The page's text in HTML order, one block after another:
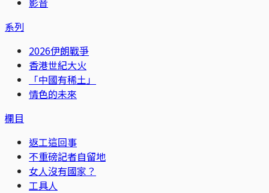
系列
2026伊朗戰爭
香港世紀大火
「中國有稀土」
情色的未來
欄目
返工這回事
不重磅記者自留地
女人沒有國家？
工具人